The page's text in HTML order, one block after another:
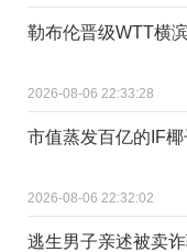
勒布伦晋级WTT横
2026-08-06 22:33:28
市值蒸发百亿的IF
2026-08-06 22:32:02
逃生男子亲述被卖